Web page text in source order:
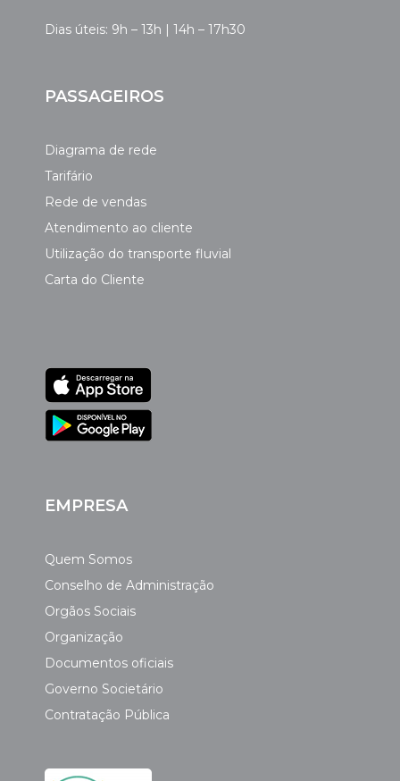
Dias úteis: 9h – 13h | 14h – 17h30
PASSAGEIROS
Diagrama de rede
Tarifário
Rede de vendas
Atendimento ao cliente
Utilização do transporte fluvial
Carta do Cliente
EMPRESA
Quem Somos
Conselho de Administração
Orgãos Sociais
Organização
Documentos oficiais
Governo Societário
Contratação Pública